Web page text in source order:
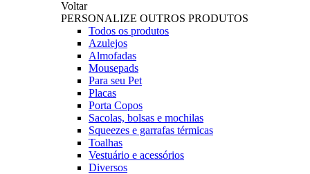
Voltar
PERSONALIZE OUTROS PRODUTOS
Todos os produtos
Azulejos
Almofadas
Mousepads
Para seu Pet
Placas
Porta Copos
Sacolas, bolsas e mochilas
Squeezes e garrafas térmicas
Toalhas
Vestuário e acessórios
Diversos